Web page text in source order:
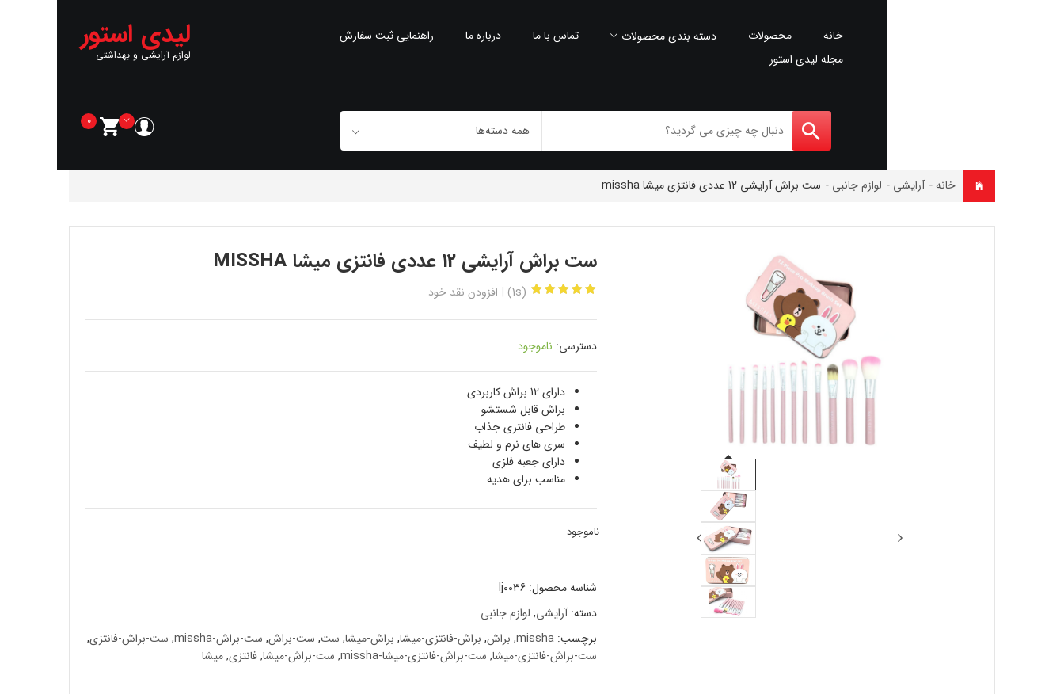
خانه محصولات دسته بندی محصولات تماس با ما درباره ما
راهنمایی ثبت سفارش
مجله لیدی استور
لیدی استور
لوازم آرایشی و بهداشتی
0
خانه - آرایشی - لوازم جانبی - ست براش آرایشی 12 عددی فانتزی میشا missha
ست براش آرایشی 12 عددی فانتزی میشا MISSHA
(1s) افزودن نقد خود
دسترسی: ناموجود
دارای 12 براش کاربردی
براش قابل شستشو
طراحی فانتزی جذاب
سری های نرم و لطیف
دارای جعبه فلزی
مناسب برای هدیه
ناموجود
شناسه محصول: lj0036
دسته:آرایشی, لوازم جانبی
برچسب:missha
, براش, براش-فانتزی-میشا, براش-میشا, ست, ست-براش, ست-براش-missha , ست-براش-فانتزی,
ست-براش-فانتزی-میشا, ست-براش-فانتزی-میشا-missha , ست-براش-میشا,فانتزی,میشا